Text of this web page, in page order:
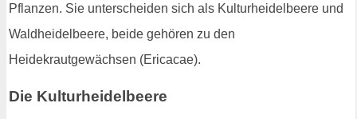
Pflanzen. Sie unterscheiden sich als Kulturheidelbeere und
Waldheidelbeere, beide gehören zu den
Heidekrautgewächsen (Ericacae).
Die Kulturheidelbeere